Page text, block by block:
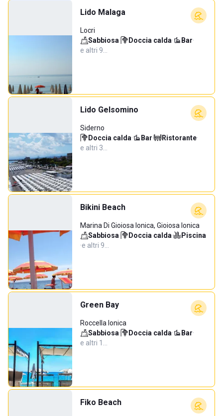
Lido Malaga
Locri
Sabbiosa· Doccia calda· Bar·
e altri 9…
Lido Gelsomino
Siderno
Doccia calda· Bar· Ristorante·
e altri 3…
Bikini Beach
Marina Di Gioiosa Ionica, Gioiosa Ionica
Sabbiosa· Doccia calda·
Piscina
·e altri 9…
Green Bay
Roccella Ionica
Sabbiosa· Doccia calda· Bar·
e altri 1…
Fiko Beach